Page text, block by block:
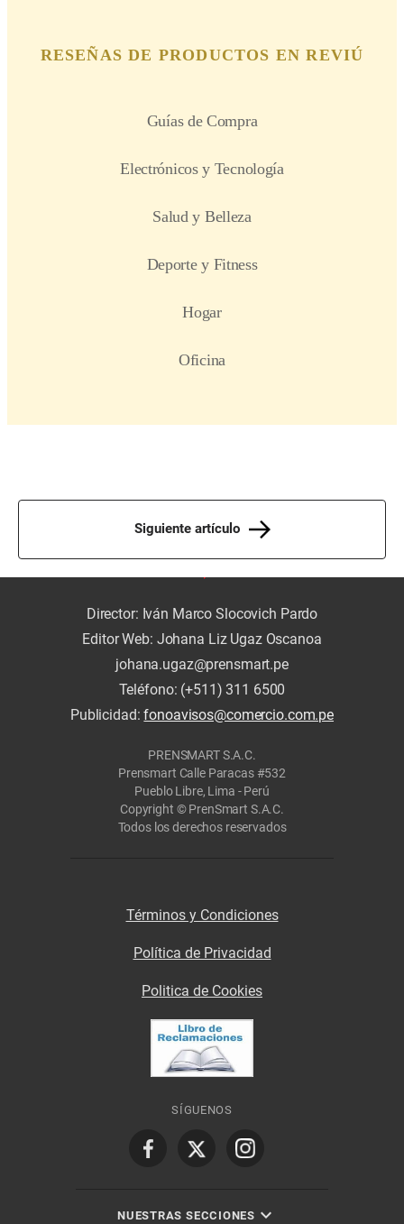
Siguiente artículo
Director: Iván Marco Slocovich Pardo
Editor Web: Johana Liz Ugaz Oscanoa
johana.ugaz@prensmart.pe
Teléfono: (+511) 311 6500
Publicidad:fonoavisos@comercio.com.pe
PRENSMART S.A.C.
Prensmart Calle Paracas #532
Pueblo Libre, Lima - Perú
Copyright © PrenSmart S.A.C.
Todos los derechos reservados
Términos y Condiciones
Política de Privacidad
Politica de Cookies
SÍGUENOS
NUESTRAS SECCIONES